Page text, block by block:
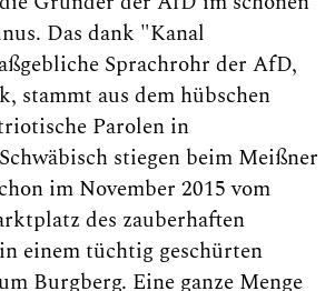
Das dank "Kanal
Sprachrohr der AfD,
stammt aus dem hübschen
Parolen in
stiegen beim Meißner
im November 2015 vom
des zauberhaften
einem tüchtig geschürten
Burgberg. Eine ganze Menge